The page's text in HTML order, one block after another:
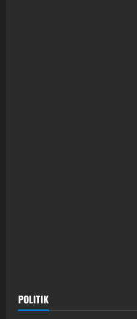
POLITIK